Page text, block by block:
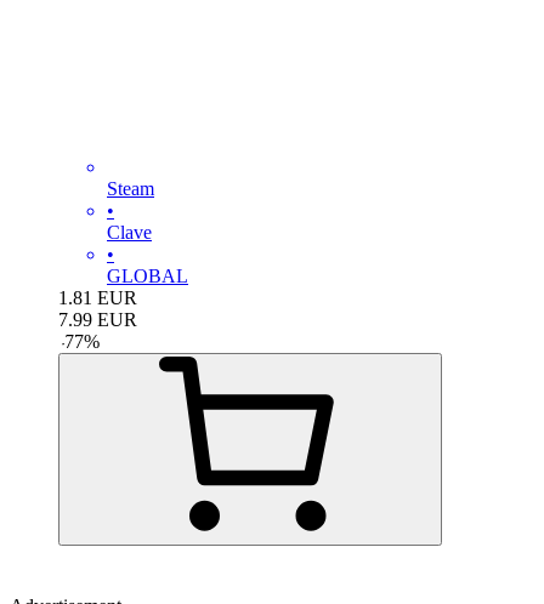
Steam
•
Clave
•
GLOBAL
1.81 EUR
7.99 EUR
-77%